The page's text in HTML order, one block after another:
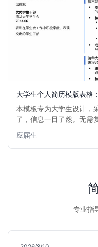
大学生个人简历模版表格
本模板专为大学生设计，
了，信息一目了然。无需
生高效制作专业简历，提
实习生以及所有需要简洁
应届生
专业指